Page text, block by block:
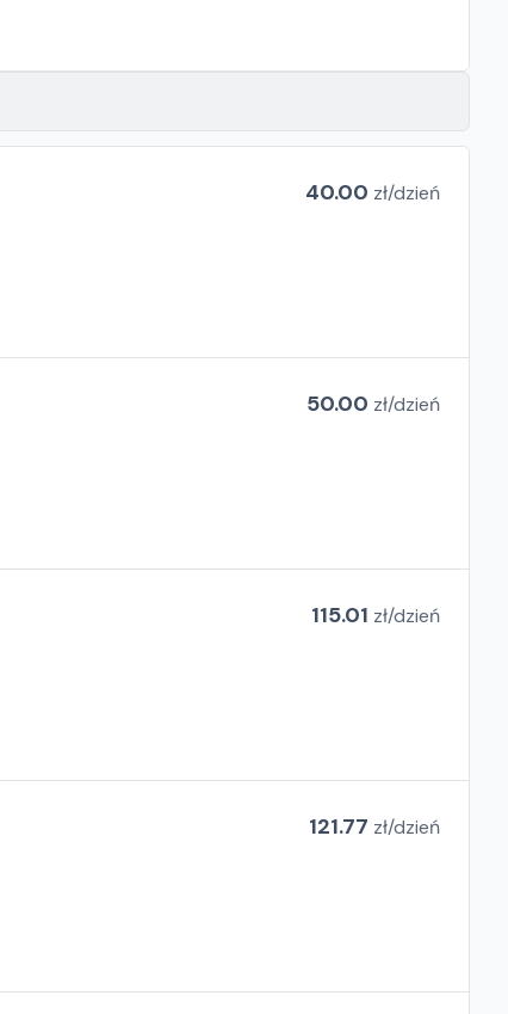
40.00 zł/dzień
50.00 zł/dzień
115.01 zł/dzień
121.77 zł/dzień